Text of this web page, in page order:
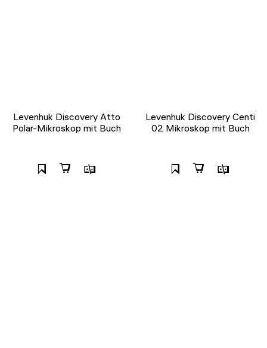
Levenhuk Discovery Atto
Polar-Mikroskop mit Buch
Levenhuk Discovery Centi
02 Mikroskop mit Buch